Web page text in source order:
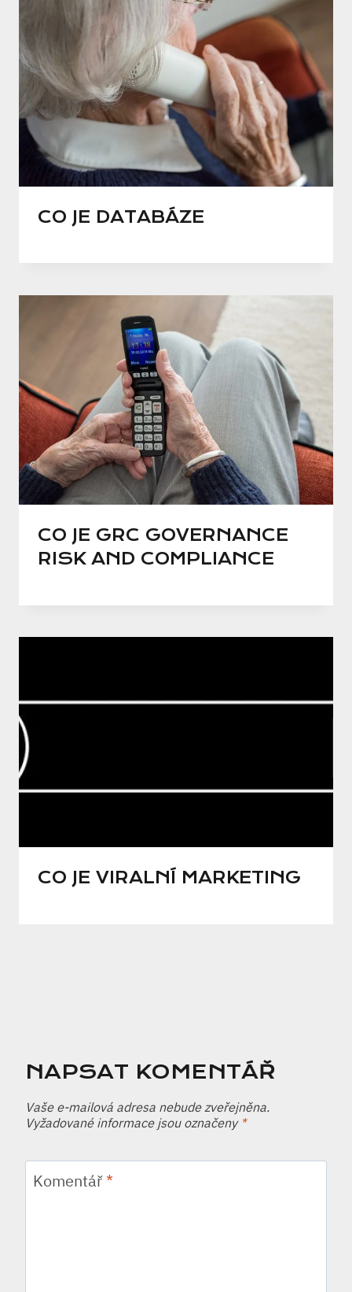
CO JE DATABÁZE
CO JE GRC GOVERNANCE
RISK AND COMPLIANCE
CO JE VIRALNÍ MARKETING
NAPSAT KOMENTÁŘ
Vaše e-mailová adresa nebude zveřejněna.
Vyžadované informace jsou označeny *
Komentář*